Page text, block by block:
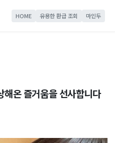
HOME 유용한 환급 조회 마인두
온 즐거움을 선사합니다